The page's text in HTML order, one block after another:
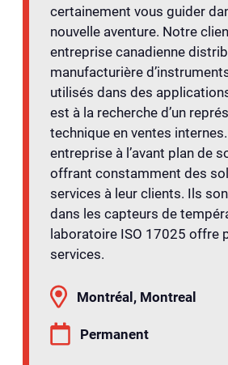
certainement vous guider
nouvelle aventure. Notre
entreprise canadienne
manufacturière
utilisés dans des
est à la recherche d’un
technique en ventes
entreprise à l’avant plan de
offrant constamment des
services à leur clients. Ils
dans les capteurs de
laboratoire ISO 17025 offre
services.
Montréal, Montreal
Permanent